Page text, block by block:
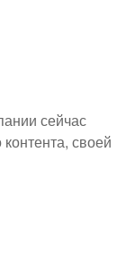
сейчас
своей